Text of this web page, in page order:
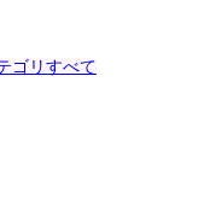
ゴリすべて